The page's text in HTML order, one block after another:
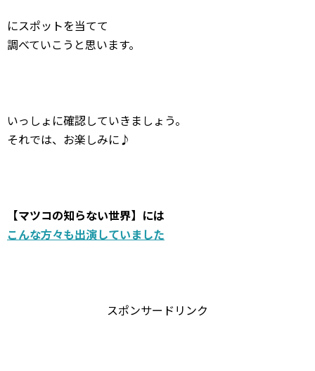
にスポットを当てて
調べていこうと思います。
いっしょに確認していきましょう。
それでは、お楽しみに♪
【マツコの知らない世界】には
こんな方々も出演していました
スポンサードリンク